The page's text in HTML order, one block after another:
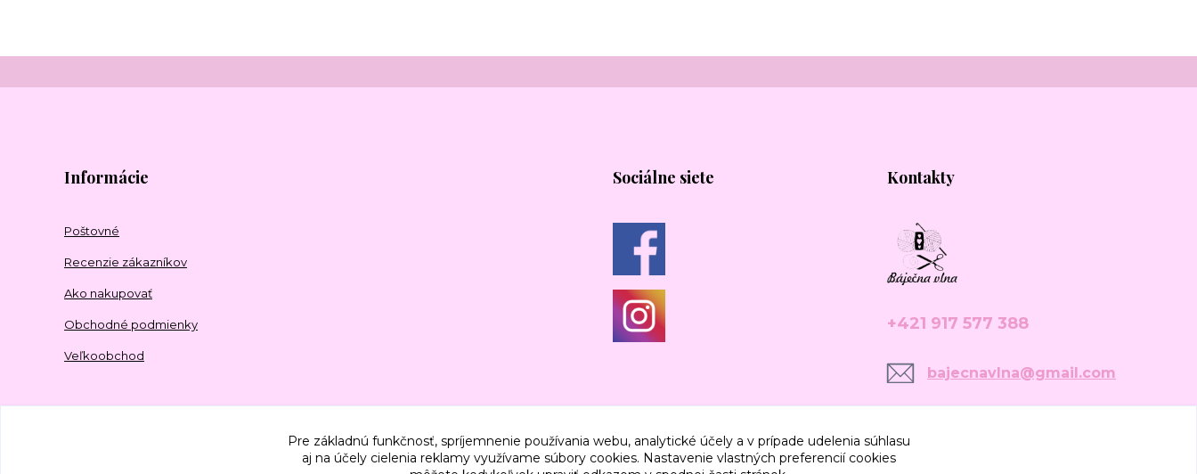
Informácie
Poštovné
Recenzie zákazníkov
Ako nakupovať
Obchodné podmienky
Veľkoobchod
Sociálne siete Kontakty
+421 917 577 388
bajecnavlna@gmail.com
Pre základnú funkčnosť, spríjemnenie používania webu, analytické účely a v prípade udelenia súhlasu
aj na účely cielenia reklamy využívame súbory cookies. Nastavenie vlastných preferencií cookies